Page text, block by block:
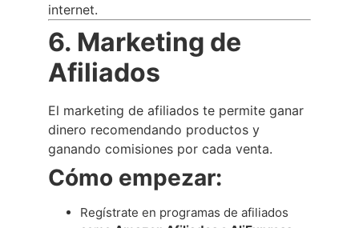
internet.
6. Marketing de
Afiliados
El marketing de afiliados te permite ganar
dinero recomendando productos y
ganando comisiones por cada venta.
Cómo empezar:
Regístrate en programas de afiliados